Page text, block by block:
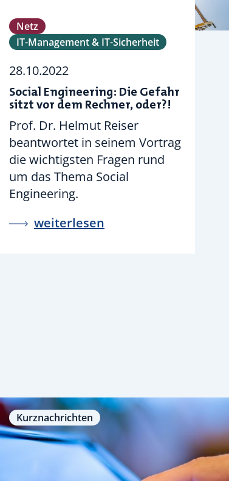
Netz
IT-Management & IT-Sicherheit
28.10.2022
Social Engineering: Die Gefahr
sitzt vor dem Rechner, oder?!
Prof. Dr. Helmut Reiser
beantwortet in seinem Vortrag
die wichtigsten Fragen rund
um das Thema Social
Engineering.
weiterlesen
Kurznachrichten